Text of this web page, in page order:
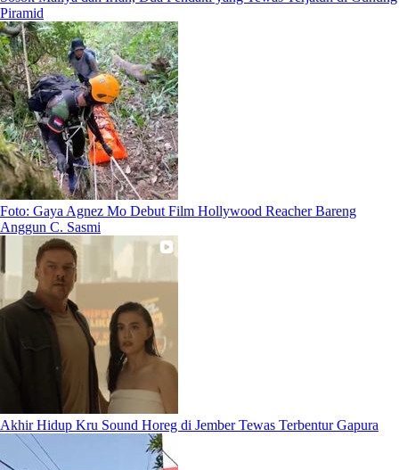
Piramid
Foto: Gaya Agnez Mo Debut Film Hollywood Reacher Bareng
Anggun C. Sasmi
Akhir Hidup Kru Sound Horeg di Jember Tewas Terbentur Gapura